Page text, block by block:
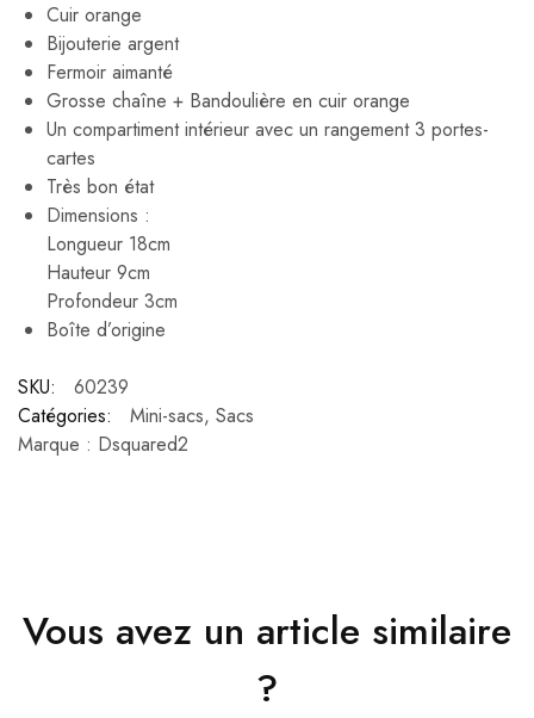
Cuir orange
Bijouterie argent
Fermoir aimanté
Grosse chaîne + Bandoulière en cuir orange
Un compartiment intérieur avec un rangement 3 portes-
cartes
Très bon état
Dimensions :
Longueur 18cm
Hauteur 9cm
Profondeur 3cm
Boîte d’origine
SKU:
60239
Catégories:
Mini-sacs, Sacs
Marque : Dsquared2
Vous avez un article similaire
?